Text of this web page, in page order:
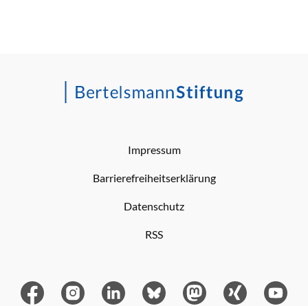
Impressum
Barrierefreiheitserklärung
Datenschutz
RSS